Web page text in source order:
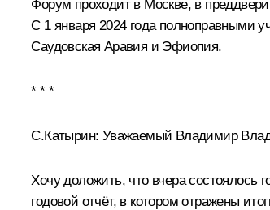
Форум проходит в Москве, в
С 1 января 2024 года
Саудовская Аравия и Эфиопия.
* * *
С.Катырин: Уважаемый Владимир
Хочу доложить, что вчера состоялось
годовой отчёт, в котором отражены